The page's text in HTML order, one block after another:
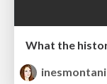
inesmontani